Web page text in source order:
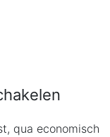
qua economisch